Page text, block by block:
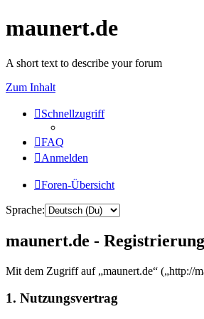
maunert.de
A short text to describe your forum
Zum Inhalt
Schnellzugriff
FAQ
Anmelden
Foren-Übersicht
Sprache:
maunert.de - Registrierung
Mit dem Zugriff auf „maunert.de“ („http://
1. Nutzungsvertrag